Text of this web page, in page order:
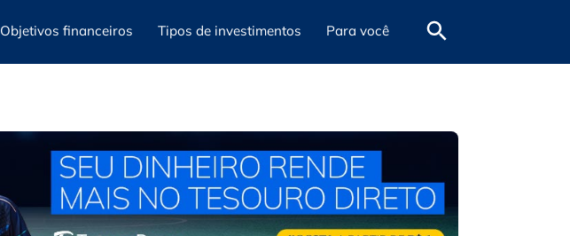
Objetivos financeiros Tipos de investimentos Para você